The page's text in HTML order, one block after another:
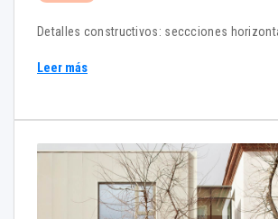
Detalles constructivos: seccciones
Leer más